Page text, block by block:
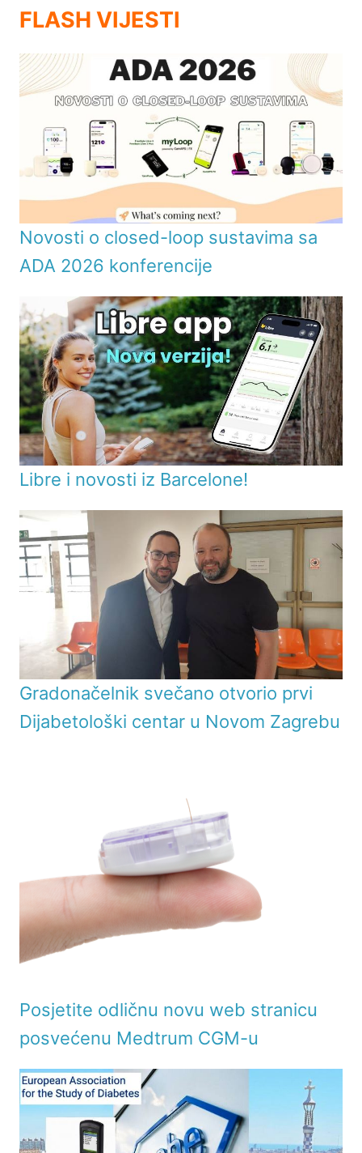
FLASH VIJESTI
Novosti o closed-loop sustavima sa
ADA 2026 konferencije
Libre i novosti iz Barcelone!
Gradonačelnik svečano otvorio prvi
Dijabetološki centar u Novom Zagrebu
Posjetite odličnu novu web stranicu
posvećenu Medtrum CGM-u